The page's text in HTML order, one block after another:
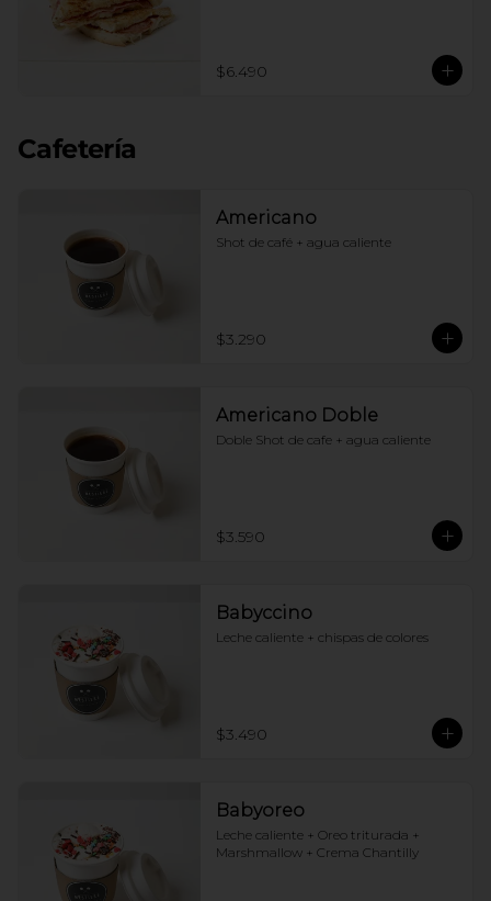
$6.490
Cafetería
Americano
Shot de café + agua caliente
$3.290
Americano Doble
Doble Shot de cafe + agua caliente
$3.590
Babyccino
Leche caliente + chispas de colores
$3.490
Babyoreo
Leche caliente + Oreo triturada +
Marshmallow + Crema Chantilly